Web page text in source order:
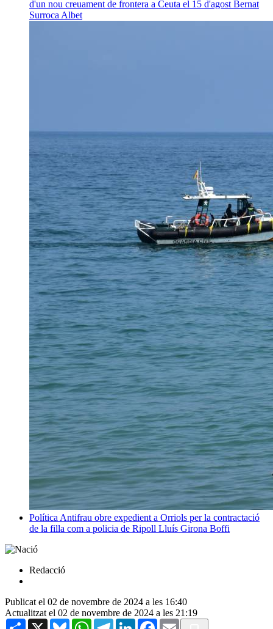
d'un nou creuament de frontera a Ceuta el 15 d'agost Bernat
Surroca Albet
Política Antifrau obre expedient a Orriols per la contractació
de la filla com a policia de Ripoll Lluís Girona Boffi
Redacció
Publicat el 02 de novembre de 2024 a les 16:40
Actualitzat el 02 de novembre de 2024 a les 21:19
Share X BlueskyWhatsAppTelegramLinkedInFacebook
Email